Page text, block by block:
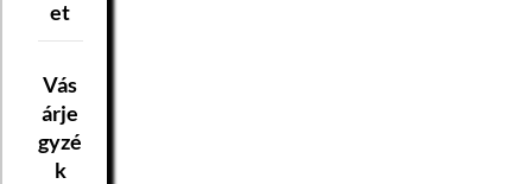
et
Vás
árje
gyzé
k